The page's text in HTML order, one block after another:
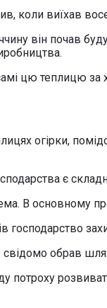
коли виїхав
він почав
цю теплицю за
огірки,
є
В основному
господарство
обрав
потроху